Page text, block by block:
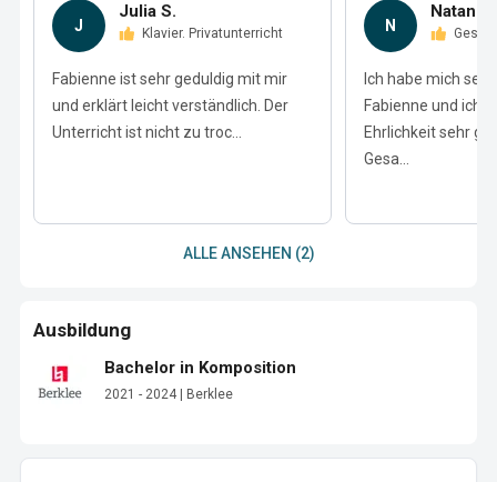
J
Julia S.
Klavier. Privatunterricht
Fabienne ist sehr geduldig mit mir
und erklärt leicht verständlich. Der
Unterricht ist nicht zu troc...
N
Natan C.
Ich habe mich
Fabienne und ich
Ehrlichkeit sehr
Gesa...
ALLE ANSEHEN (2)
Ausbildung
Bachelor in Komposition
2021 - 2024 | Berklee